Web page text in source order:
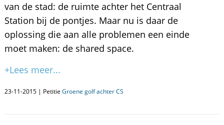
van de stad: de ruimte achter het Centraal
Station bij de pontjes. Maar nu is daar de
oplossing die aan alle problemen een einde
moet maken: de shared space.
+Lees meer...
23-11-2015 | Petitie Groene golf achter CS